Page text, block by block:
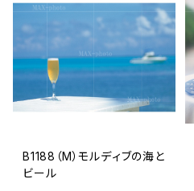
B1188（M）モルディブの海と
ビール